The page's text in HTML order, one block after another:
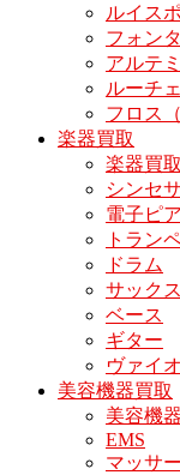
ルイス
フォン
アルテ
ルーチ
フロス
楽器買取
楽器買
シンセ
電子ピ
トラン
ドラム
サック
ベース
ギター
ヴァイ
美容機器買取
美容機器
EMS
マッサ